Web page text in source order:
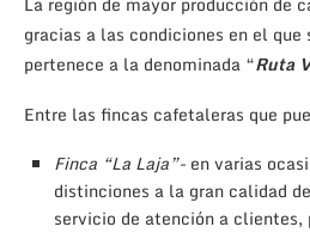
gracias a las condiciones en el
pertenece a la denominada “Ruta
Entre las fincas cafetaleras que
Finca “La Laja”- en varias
distinciones a la gran calidad
servicio de atención a clientes,